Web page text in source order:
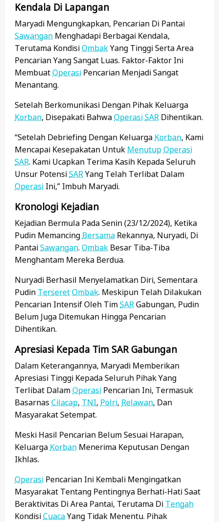
Kendala Di Lapangan
Maryadi Mengungkapkan, Pencarian Di Pantai
Sawangan Menghadapi Berbagai Kendala,
Terutama KondisiOmbakYang Tinggi Serta Area
Pencarian Yang Sangat Luas. Faktor-Faktor Ini
MembuatOperasi Pencarian Menjadi Sangat
Menantang.
Setelah Berkomunikasi Dengan Pihak Keluarga
Korban, Disepakati BahwaOperasiSAR Dihentikan.
“Setelah Debriefing Dengan Keluarga Korban, Kami
Mencapai Kesepakatan Untuk MenutupOperasi
SAR. Kami Ucapkan Terima Kasih Kepada Seluruh
Unsur PotensiSARYang Telah Terlibat Dalam
Operasi Ini,” Imbuh Maryadi.
Kronologi Kejadian
Kejadian Bermula Pada Senin (23/12/2024), Ketika
Pudin Memancing Bersama Rekannya, Nuryadi, Di
PantaiSawangan. Ombak Besar Tiba-Tiba
Menghantam Mereka Berdua.
Nuryadi Berhasil Menyelamatkan Diri, Sementara
Pudin TerseretOmbak. Meskipun Telah Dilakukan
Pencarian Intensif Oleh TimSARGabungan, Pudin
Belum Juga Ditemukan Hingga Pencarian
Dihentikan.
Apresiasi Kepada Tim SAR Gabungan
Dalam Keterangannya, Maryadi Memberikan
Apresiasi Tinggi Kepada Seluruh Pihak Yang
Terlibat DalamOperasi Pencarian Ini, Termasuk
Basarnas Cilacap, TNI, Polri, Relawan, Dan
Masyarakat Setempat.
Meski Hasil Pencarian Belum Sesuai Harapan,
Keluarga Korban Menerima Keputusan Dengan
Ikhlas.
Operasi Pencarian Ini Kembali Mengingatkan
Masyarakat Tentang Pentingnya Berhati-Hati Saat
Beraktivitas Di Area Pantai, Terutama Di Tengah
KondisiCuacaYang Tidak Menentu. Pihak